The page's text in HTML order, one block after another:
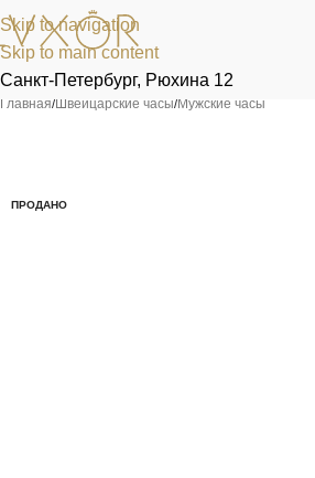
Skip to navigation
Skip to main content
Санкт-Петербург, Рюхина 12
Главная/Швейцарские часы/Мужские часы
ПРОДАНО